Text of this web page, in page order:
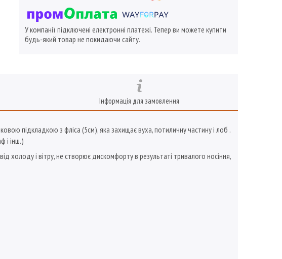
У компанії підключені електронні платежі. Тепер ви можете купити
будь-який товар не покидаючи сайту.
Інформація для замовлення
підкладкою з фліса (5см), яка захищає вуха, потиличну частину і лоб .
і інш.)
холоду і вітру, не створює дискомфорту в результаті тривалого носіння,